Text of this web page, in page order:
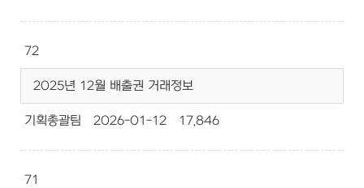
72
2025년 12월 배출권 거래정보
기획총괄팀 2026-01-12 17,846
71